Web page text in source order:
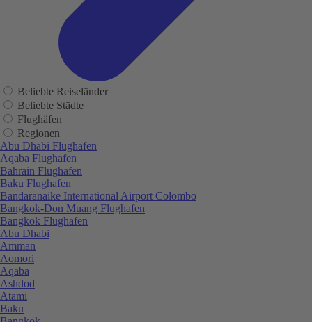
Beliebte Reiseländer
Beliebte Städte
Flughäfen
Regionen
Abu Dhabi Flughafen
Aqaba Flughafen
Bahrain Flughafen
Baku Flughafen
Bandaranaike International Airport Colombo
Bangkok-Don Muang Flughafen
Bangkok Flughafen
Abu Dhabi
Amman
Aomori
Aqaba
Ashdod
Atami
Baku